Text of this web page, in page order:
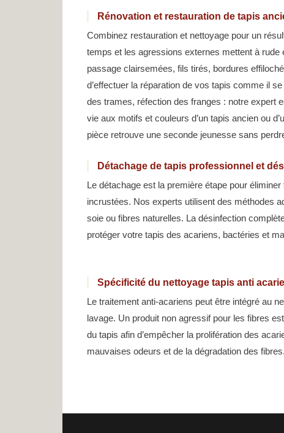
Rénovation et restauration de tapis
Combinez restauration et nettoyage pour un
temps et les agressions externes mettent à
passage clairsemées, fils tirés, bordures
d’effectuer la réparation de vos tapis comme il
des trames, réfection des franges : notre expert
vie aux motifs et couleurs d’un tapis ancien ou
pièce retrouve une seconde jeunesse sans
Détachage de tapis professionnel et
Le détachage est la première étape pour
incrustées. Nos experts utilisent des méthodes
soie ou fibres naturelles. La désinfection
protéger votre tapis des acariens, bactéries et
Spécificité du nettoyage tapis anti
Le traitement anti-acariens peut être intégré au
lavage. Un produit non agressif pour les fibres
du tapis afin d’empêcher la prolifération des
mauvaises odeurs et de la dégradation des fibres.